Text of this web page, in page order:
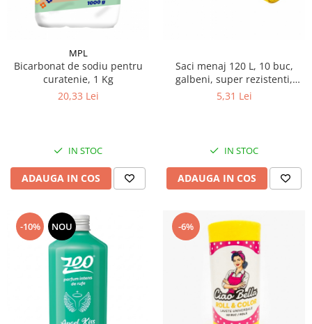
MPL
Bicarbonat de sodiu pentru
curatenie, 1 Kg
20,33 Lei
IN STOC
ADAUGA IN COS
Saci menaj 120 L, 10 buc,
galbeni, super rezistenti,
LDPE
5,31 Lei
IN STOC
ADAUGA IN COS
-10% NOU -6%